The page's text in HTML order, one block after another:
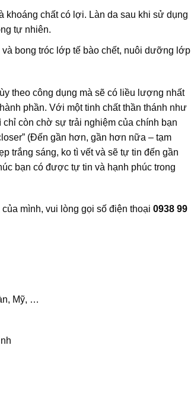
khoáng chất có lợi. Làn da sau khi sử dụng
tự nhiên.
bong tróc lớp tế bào chết, nuôi dưỡng lớp
theo công dụng mà sẽ có liều lượng nhất
phần. Với một tinh chất thần thánh như
còn chờ sự trải nghiệm của chính bạn
(Đến gần hơn, gần hơn nữa – tạm
trắng sáng, ko tì vết và sẽ tự tin đến gần
bạn có được tự tin và hạnh phúc trong
mình, vui lòng gọi số điện thoại 0938 99
Mỹ, …